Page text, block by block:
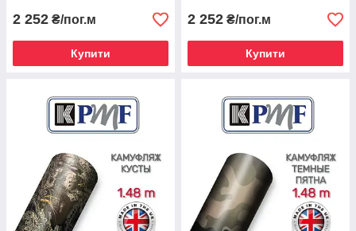
2 252 ₴/пог.м
Купити
2 252 ₴/пог.м
Купити